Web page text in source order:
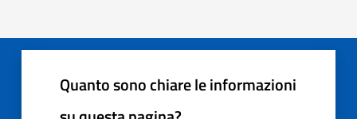
Quanto sono chiare le informazioni